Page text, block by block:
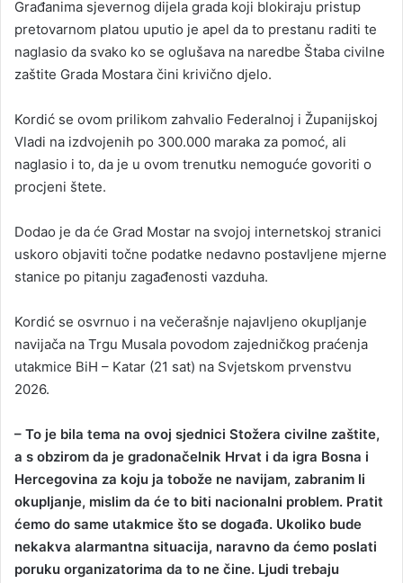
Građanima sjevernog dijela grada koji blokiraju pristup
pretovarnom platou uputio je apel da to prestanu raditi te
naglasio da svako ko se oglušava na naredbe Štaba civilne
zaštite Grada Mostara čini krivično djelo.
Kordić se ovom prilikom zahvalio Federalnoj i Županijskoj
Vladi na izdvojenih po 300.000 maraka za pomoć, ali
naglasio i to, da je u ovom trenutku nemoguće govoriti o
procjeni štete.
Dodao je da će Grad Mostar na svojoj internetskoj stranici
uskoro objaviti točne podatke nedavno postavljene mjerne
stanice po pitanju zagađenosti vazduha.
Kordić se osvrnuo i na večerašnje najavljeno okupljanje
navijača na Trgu Musala povodom zajedničkog praćenja
utakmice BiH – Katar (21 sat) na Svjetskom prvenstvu
2026.
– To je bila tema na ovoj sjednici Stožera civilne zaštite,
a s obzirom da je gradonačelnik Hrvat i da igra Bosna i
Hercegovina za koju ja tobože ne navijam, zabranim li
okupljanje, mislim da će to biti nacionalni problem. Pratit
ćemo do same utakmice što se događa. Ukoliko bude
nekakva alarmantna situacija, naravno da ćemo poslati
poruku organizatorima da to ne čine. Ljudi trebaju